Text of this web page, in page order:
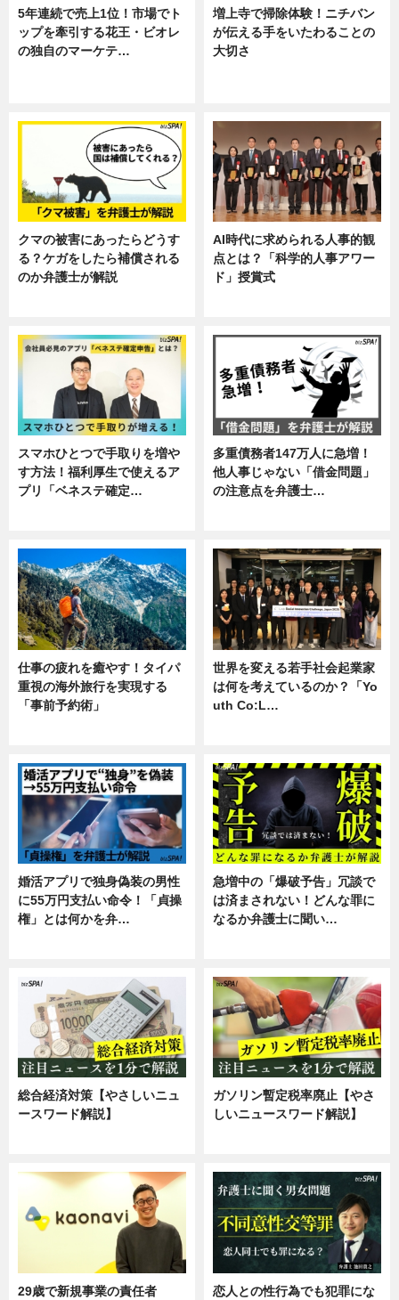
5年連続で売上1位！市場でト
ップを牽引する花王・ビオレ
の独自のマーケテ…
増上寺で掃除体験！ニチバン
が伝える手をいたわることの
大切さ
クマの被害にあったらどうす
る？ケガをしたら補償される
のか弁護士が解説
AI時代に求められる人事的観
点とは？「科学的人事アワー
ド」授賞式
スマホひとつで手取りを増や
す方法！福利厚生で使えるア
プリ「ベネステ確定…
多重債務者147万人に急増！
他人事じゃない「借金問題」
の注意点を弁護士…
仕事の疲れを癒やす！タイパ
重視の海外旅行を実現する
「事前予約術」
世界を変える若手社会起業家
は何を考えているのか？「Yo
uth Co:L…
婚活アプリで独身偽装の男性
に55万円支払い命令！「貞操
権」とは何かを弁…
急増中の「爆破予告」冗談で
は済まされない！どんな罪に
なるか弁護士に聞い…
総合経済対策【やさしいニュ
ースワード解説】
ガソリン暫定税率廃止【やさ
しいニュースワード解説】
29歳で新規事業の責任者
恋人との性行為でも犯罪にな